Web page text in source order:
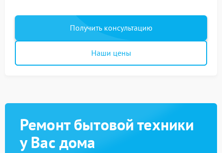
Получить консультацию
Наши цены
Ремонт бытовой техники
у Вас дома